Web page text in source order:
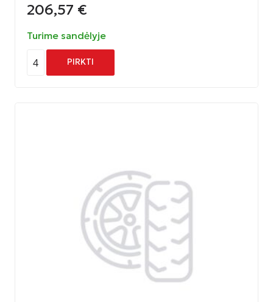
206,57 €
Turime sandėlyje
4 PIRKTI